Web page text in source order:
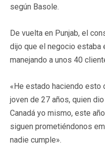
según Basole.
De vuelta en Punjab, el
dijo que el negocio estaba
manejando a unos 40
«He estado haciendo esto
joven de 27 años, quien
Canadá yo mismo, este
siguen prometiéndonos
nadie cumple».